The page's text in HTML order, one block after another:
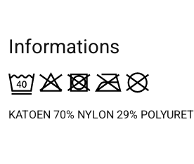
Informations
KATOEN 70% NYLON 29%